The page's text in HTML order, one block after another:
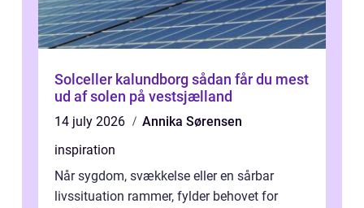
Solceller kalundborg sådan får du mest
ud af solen på vestsjælland
14 july 2026
Annika Sørensen
inspiration
Når sygdom, svækkelse eller en sårbar
livssituation rammer, fylder behovet for